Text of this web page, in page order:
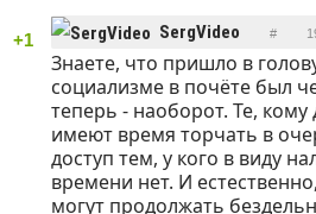
+1 SergVideo #
Знаете, что пришло в
социализме в почёте был
теперь - наоборот. Те, кому
имеют время торчать в
доступ тем, у кого в виду
времени нет. И
могут продолжать